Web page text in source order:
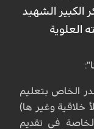
الشهيد
العلوية
الخاص بتعليم
وغيرها)
في تقديم